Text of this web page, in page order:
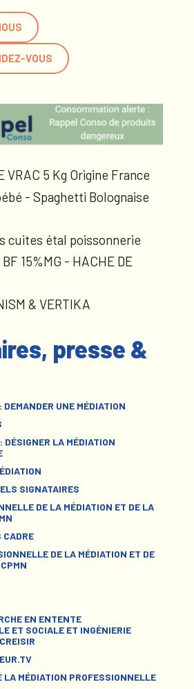
VOUS
VRAC 5 Kg Origine France
- Spaghetti Bolognaise
cuites étal poissonnerie
15%MG - HACHE DE
& VERTIKA
presse &
DEMANDER UNE MÉDIATION
DÉSIGNER LA MÉDIATION
SIGNATAIRES
DE LA MÉDIATION ET DE LA
CADRE
DE LA MÉDIATION ET DE
EN ENTENTE
ET SOCIALE ET INGÉNIERIE
LA MÉDIATION PROFESSIONNELLE